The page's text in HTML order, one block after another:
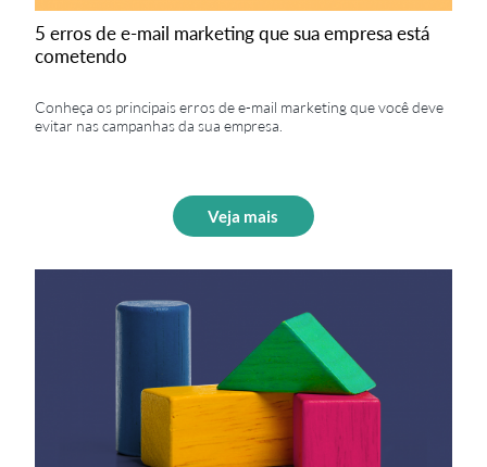
5 erros de e-mail marketing que sua empresa está
cometendo
Conheça os principais erros de e-mail marketing que você deve
evitar nas campanhas da sua empresa.
Veja mais